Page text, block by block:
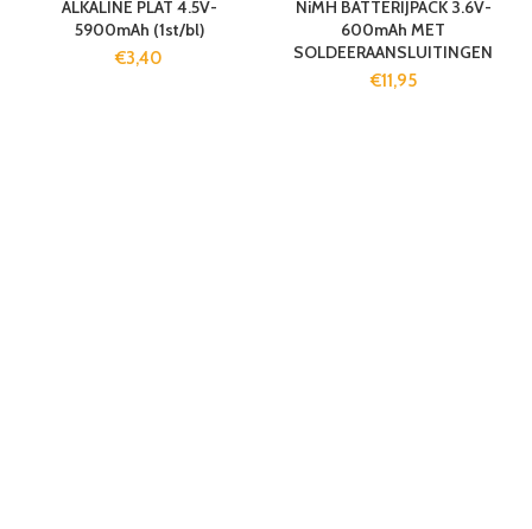
ALKALINE PLAT 4.5V-
5900mAh (1st/bl)
€3,40
NiMH BATTERIJPACK 3.6V-
600mAh MET
SOLDEERAANSLUITINGEN
€11,95